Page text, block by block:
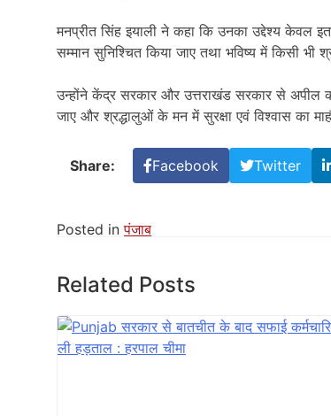
मनप्रीत सिंह इयाली ने कहा कि उनका उद्देश्य केवल
सम्मान सुनिश्चित किया जाए तथा भविष्य में किसी भी
उन्होंने केंद्र सरकार और उत्तराखंड सरकार से अपील
जाए और श्रद्धालुओं के मन में सुरक्षा एवं विश्वास का
Share: Facebook Twitter
Posted inपंजाब
Related Posts